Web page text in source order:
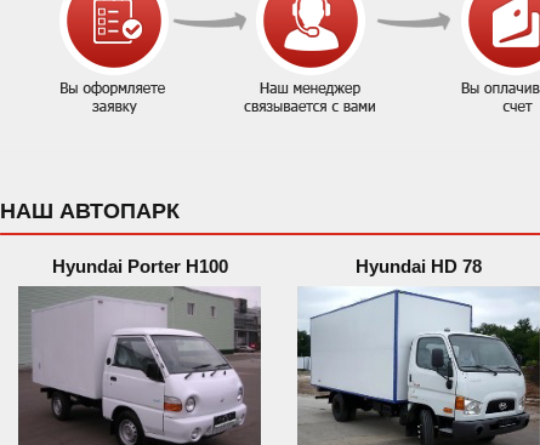
НАШ АВТОПАРК
Hyundai Porter H100 Hyundai HD 78